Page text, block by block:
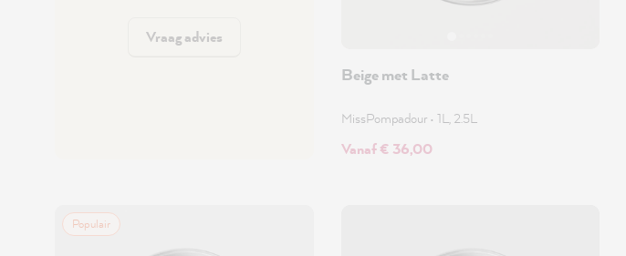
Vraag advies
Beige met Latte
MissPompadour • 1L, 2.5L
Vanaf € 36,00
Populair